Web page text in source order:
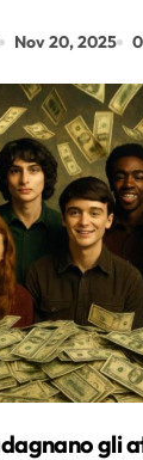
Nov 20, 2025